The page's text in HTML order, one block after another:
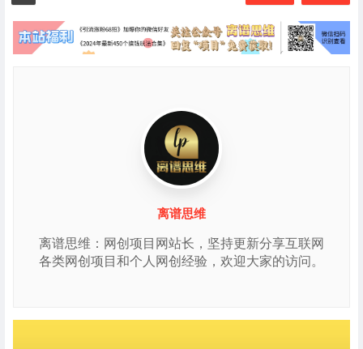
离谱思维
离谱思维：网创项目网站长，坚持更新分享互联网
各类网创项目和个人网创经验，欢迎大家的访问。